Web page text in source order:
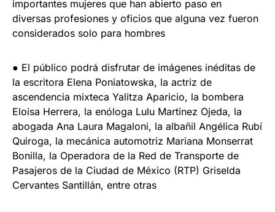
importantes mujeres que han abierto paso en
diversas profesiones y oficios que alguna vez fueron
considerados solo para hombres
● El público podrá disfrutar de imágenes inéditas de
la escritora Elena Poniatowska, la actriz de
ascendencia mixteca Yalitza Aparicio, la bombera
Eloisa Herrera, la enóloga Lulu Martinez Ojeda, la
abogada Ana Laura Magaloni, la albañil Angélica Rubí
Quiroga, la mecánica automotriz Mariana Monserrat
Bonilla, la Operadora de la Red de Transporte de
Pasajeros de la Ciudad de México (RTP) Griselda
Cervantes Santillán, entre otras